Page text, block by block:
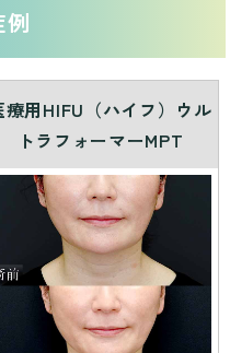
例
療用HIFU（ハイフ）ウル
トラフォーマーMPT